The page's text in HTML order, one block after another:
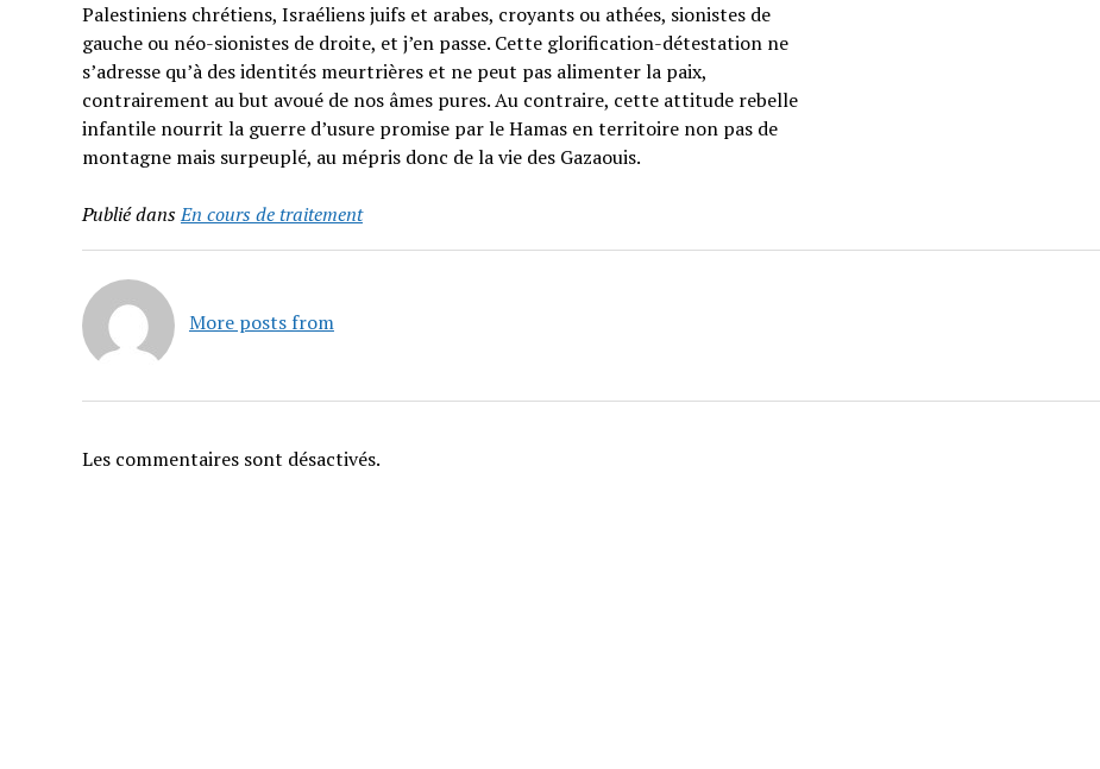
Palestiniens chrétiens, Israéliens juifs et arabes, croyants ou athées, sionistes de
gauche ou néo-sionistes de droite, et j’en passe. Cette glorification-détestation ne
s’adresse qu’à des identités meurtrières et ne peut pas alimenter la paix,
contrairement au but avoué de nos âmes pures. Au contraire, cette attitude rebelle
infantile nourrit la guerre d’usure promise par le Hamas en territoire non pas de
montagne mais surpeuplé, au mépris donc de la vie des Gazaouis.
Publié dansEn cours de traitement
More posts from
Les commentaires sont désactivés.